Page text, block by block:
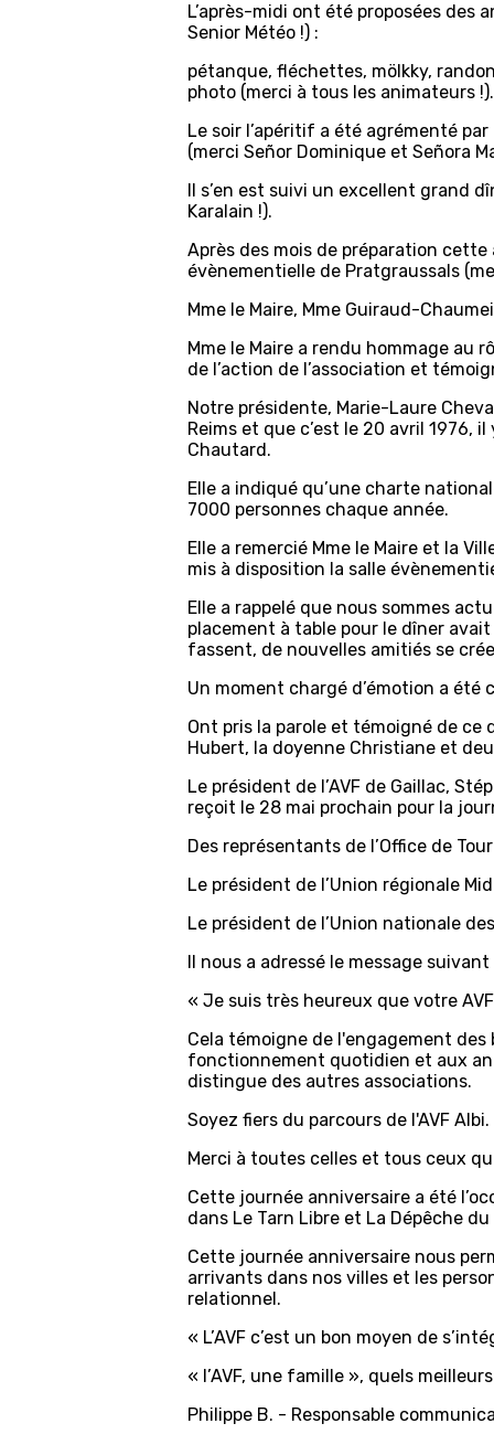
L’après-midi ont été proposées des
Senior Météo !) :
pétanque, fléchettes, mölkky,
photo (merci à tous les animateurs !).
Le soir l’apéritif a été agrémenté
(merci Señor Dominique et Señora
Il s’en est suivi un excellent grand
Karalain !).
Après des mois de préparation
évènementielle de Pratgraussals
Mme le Maire, Mme Guiraud-
Mme le Maire a rendu hommage au
de l’action de l’association et
Notre présidente, Marie-Laure
Reims et que c’est le 20 avril 1976,
Chautard.
Elle a indiqué qu’une charte
7000 personnes chaque année.
Elle a remercié Mme le Maire et la
mis à disposition la salle
Elle a rappelé que nous sommes
placement à table pour le dîner
fassent, de nouvelles amitiés se
Un moment chargé d’émotion a été
Ont pris la parole et témoigné de ce
Hubert, la doyenne Christiane et
Le président de l’AVF de Gaillac,
reçoit le 28 mai prochain pour la
Des représentants de l’Office de
Le président de l’Union régionale
Le président de l’Union nationale
Il nous a adressé le message suivant
« Je suis très heureux que votre
Cela témoigne de l'engagement
fonctionnement quotidien et aux
distingue des autres associations.
Soyez fiers du parcours de l'AVF Albi.
Merci à toutes celles et tous ceux
Cette journée anniversaire a été
dans Le Tarn Libre et La Dépêche du
Cette journée anniversaire nous
arrivants dans nos villes et les
relationnel.
« L’AVF c’est un bon moyen de
« l’AVF, une famille », quels
Philippe B. - Responsable